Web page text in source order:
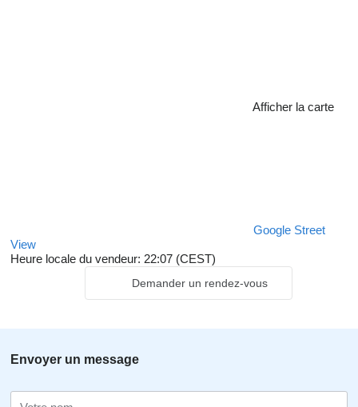
Afficher la carte
Google Street
View
Heure locale du vendeur: 22:07 (CEST)
Demander un rendez-vous
Envoyer un message